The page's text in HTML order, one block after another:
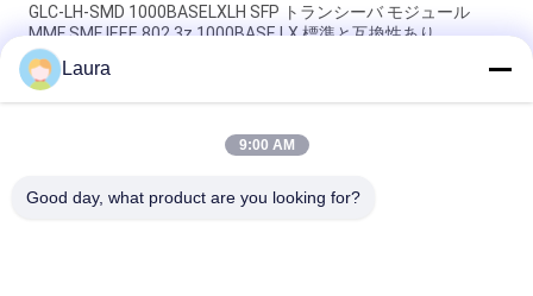
GLC-LH-SMD 1000BASELXLH SFP トランシーバ モジュール
MMF SMF IEEE 802.3z 1000BASE LX 標準と互換性あり
GLC-ZX-SM、Cisco GLC-ZX-SM SFP モジュール、
1550nm/70km/LC
TS-QD-314H-40C/400G QSFP-DD ER4 トランシーバー 1310nm
Laura
9:00 AM
Good day, what product are you looking for?